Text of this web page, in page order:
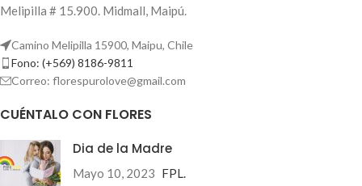
Melipilla # 15.900. Midmall, Maipú.
Camino Melipilla 15900, Maipu, Chile
Fono: (+569) 8186-9811
Correo: florespurolove@gmail.com
CUÉNTALO CON FLORES
Dia de la Madre
Mayo 10, 2023 FPL.